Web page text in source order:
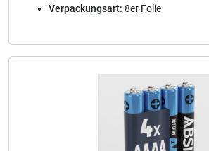
Verpackungsart: 8er Folie